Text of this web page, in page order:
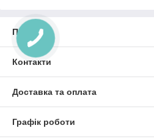
Про нас
Контакти
Доставка та оплата
Графік роботи